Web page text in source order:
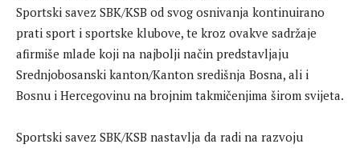
Sportski savez SBK/KSB od svog osnivanja kontinuirano
prati sport i sportske klubove, te kroz ovakve sadržaje
afirmiše mlade koji na najbolji način predstavljaju
Srednjobosanski kanton/Kanton središnja Bosna, ali i
Bosnu i Hercegovinu na brojnim takmičenjima širom svijeta.
Sportski savez SBK/KSB nastavlja da radi na razvoju